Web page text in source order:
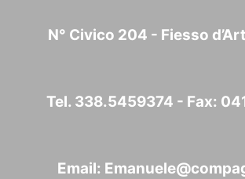
N° Civico 204 - Fiesso
Tel. 338.5459374 - Fax:
Email: